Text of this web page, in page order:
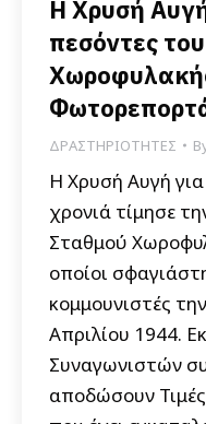
Η Χρυσή
πεσόντες
ΔΡΑΣΤΗΡΙΟΤΗΤΕΣ
Η Χρυσή Αυγή
χρονιά τίμησε
Σταθμού
οποίοι
κομμουνιστές
Απριλίου 1944.
Συναγωνιστών
αποδώσουν